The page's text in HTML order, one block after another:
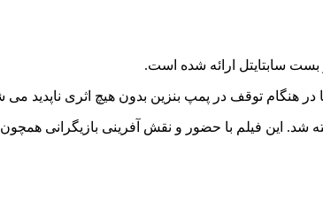
در هنگام توقف در پمپ بنزین بدون هیچ اثری ناپدید می